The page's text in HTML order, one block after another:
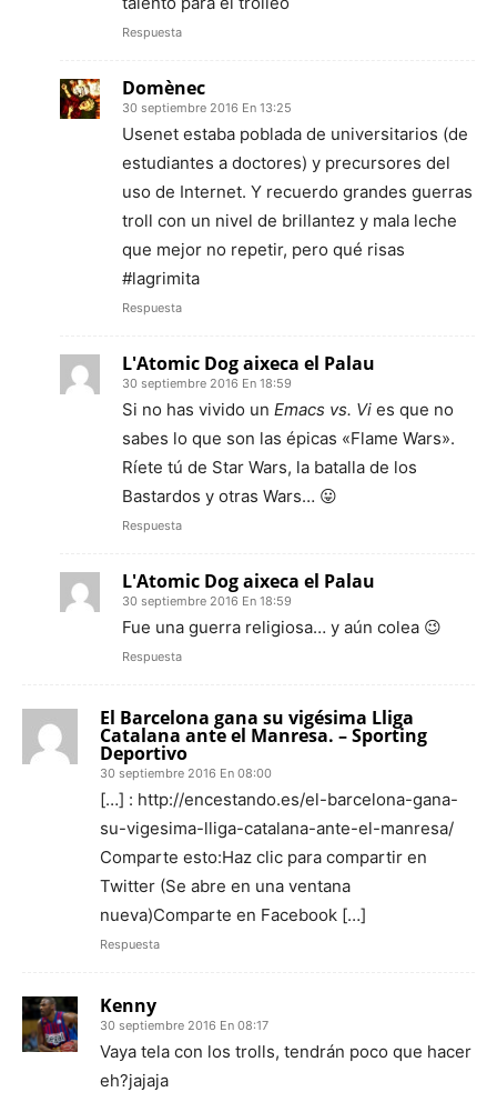
Respuesta
Domènec
30 septiembre 2016 En 13:25
Usenet estaba poblada de universitarios (de
estudiantes a doctores) y precursores del
uso de Internet. Y recuerdo grandes guerras
troll con un nivel de brillantez y mala leche
que mejor no repetir, pero qué risas
#lagrimita
Respuesta
L'Atomic Dog aixeca el Palau
30 septiembre 2016 En 18:59
Si no has vivido un Emacs vs. Vi es que no
sabes lo que son las épicas «Flame Wars».
Ríete tú de Star Wars, la batalla de los
Bastardos y otras Wars… 😛
Respuesta
L'Atomic Dog aixeca el Palau
30 septiembre 2016 En 18:59
Fue una guerra religiosa… y aún colea 😉
Respuesta
El Barcelona gana su vigésima Lliga
Catalana ante el Manresa. – Sporting
Deportivo
30 septiembre 2016 En 08:00
[…] : http://encestando.es/el-barcelona-gana-
su-vigesima-lliga-catalana-ante-el-manresa/
Comparte esto:Haz clic para compartir en
Twitter (Se abre en una ventana
nueva)Comparte en Facebook […]
Respuesta
Kenny
30 septiembre 2016 En 08:17
Vaya tela con los trolls, tendrán poco que hacer
eh?jajaja